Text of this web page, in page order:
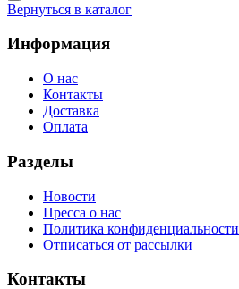
Вернуться в каталог
Информация
О нас
Контакты
Доставка
Оплата
Разделы
Новости
Пресса о нас
Политика конфиденциальности
Отписаться от рассылки
Контакты